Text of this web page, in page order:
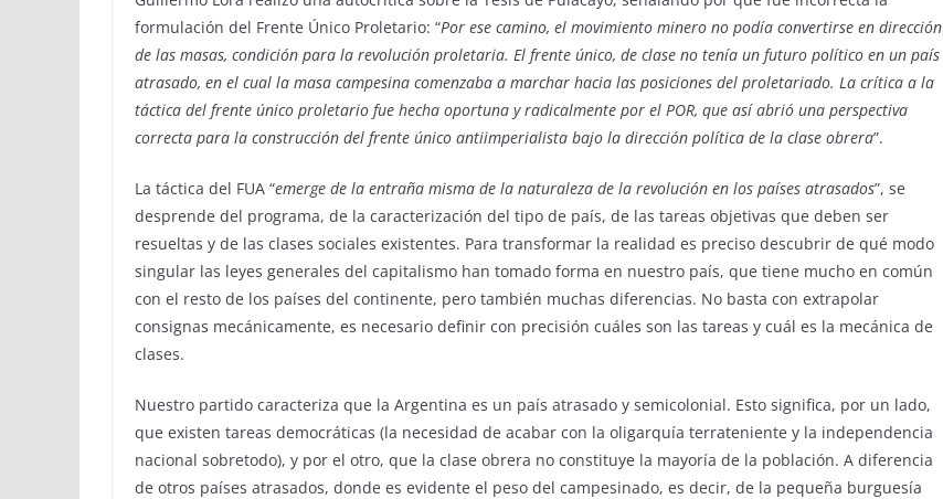
formulación del Frente Único Proletario: “Por ese camino, el movimiento minero no podía convertirse en dirección
de las masas, condición para la revolución proletaria. El frente único, de clase no tenía un futuro político en un país
atrasado, en el cual la masa campesina comenzaba a marchar hacia las posiciones del proletariado. La crítica a la
táctica del frente único proletario fue hecha oportuna y radicalmente por el POR, que así abrió una perspectiva
correcta para la construcción del frente único antiimperialista bajo la dirección política de la clase obrera”.
La táctica del FUA “emerge de la entraña misma de la naturaleza de la revolución en los países atrasados”, se
desprende del programa, de la caracterización del tipo de país, de las tareas objetivas que deben ser
resueltas y de las clases sociales existentes. Para transformar la realidad es preciso descubrir de qué modo
singular las leyes generales del capitalismo han tomado forma en nuestro país, que tiene mucho en común
con el resto de los países del continente, pero también muchas diferencias. No basta con extrapolar
consignas mecánicamente, es necesario definir con precisión cuáles son las tareas y cuál es la mecánica de
clases.
Nuestro partido caracteriza que la Argentina es un país atrasado y semicolonial. Esto significa, por un lado,
que existen tareas democráticas (la necesidad de acabar con la oligarquía terrateniente y la independencia
nacional sobretodo), y por el otro, que la clase obrera no constituye la mayoría de la población. A diferencia
de otros países atrasados, donde es evidente el peso del campesinado, es decir, de la pequeña burguesía